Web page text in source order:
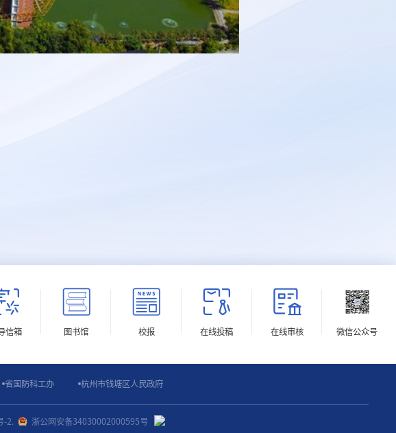
信箱 图书馆 校报 在线投稿 在线审核 微信公众号
省国防科工办 杭州市钱塘区人民政府
-2. 浙公网安备34030002000595号